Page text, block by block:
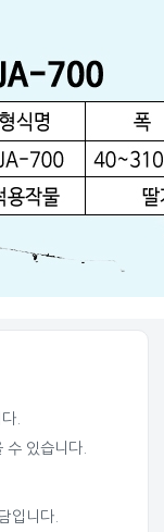
.
수 있습니다.
입니다.